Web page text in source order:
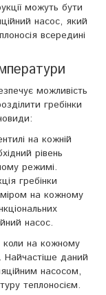
можуть бути
насос, який
всередині
можливість
гребінки
на кожній
рівень
режимі.
гребінки
на кожному
насос.
коли на кожному
Найчастіше даний
насосом,
теплоносієм.